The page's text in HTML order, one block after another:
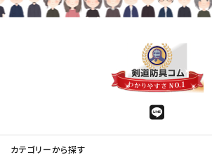
カテゴリーから探す